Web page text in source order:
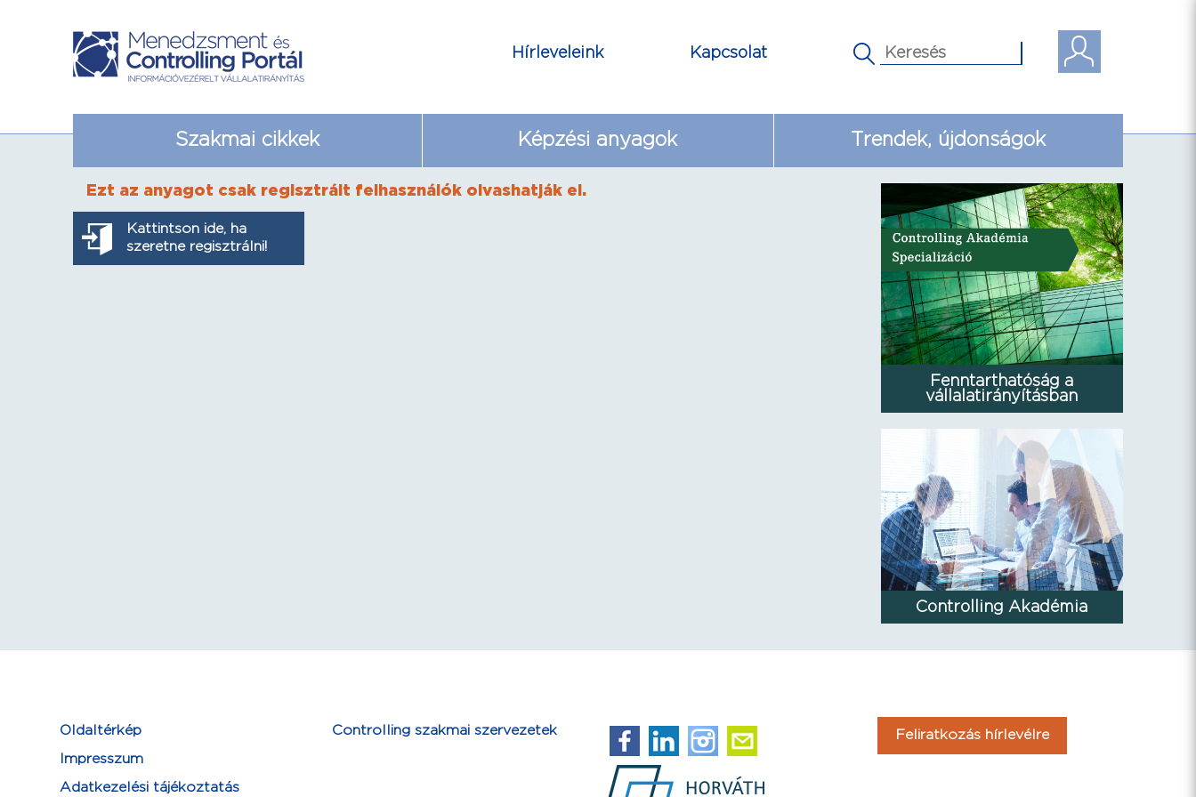
Kapcsolat
Hírleveleink
Szakmai cikkek Képzési anyagok Trendek, újdonságok
Ezt az anyagot csak regisztrált felhasználók olvashatják el.
Kattintson ide, ha
szeretne regisztrálni!
Fenntarthatóság a
vállalatirányításban
Controlling Akadémia
Oldaltérkép
Impresszum
Adatkezelési tájékoztatás
Controlling szakmai szervezetek Feliratkozás hírlevélre